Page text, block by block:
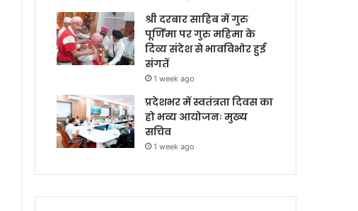
श्री दरबार साहिब में गुरु
पूर्णिमा पर गुरु महिमा के
दिव्य संदेश से भावविभोर हुई
संगतें
1 week ago
प्रदेशभर में स्वतंत्रता दिवस का
हो भव्य आयोजनः मुख्य
सचिव
1 week ago